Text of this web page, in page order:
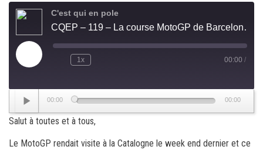
C'est qui en pole
CQEP – 119 – La course MotoGP de Barcelone (CAT)
Play
Episode
Rewind
1x
seconds
00:00 /
Lecteur
audio
00:00 00:00
Salut à toutes et à tous,
Le MotoGP rendait visite à la Catalogne le week end dernier et ce